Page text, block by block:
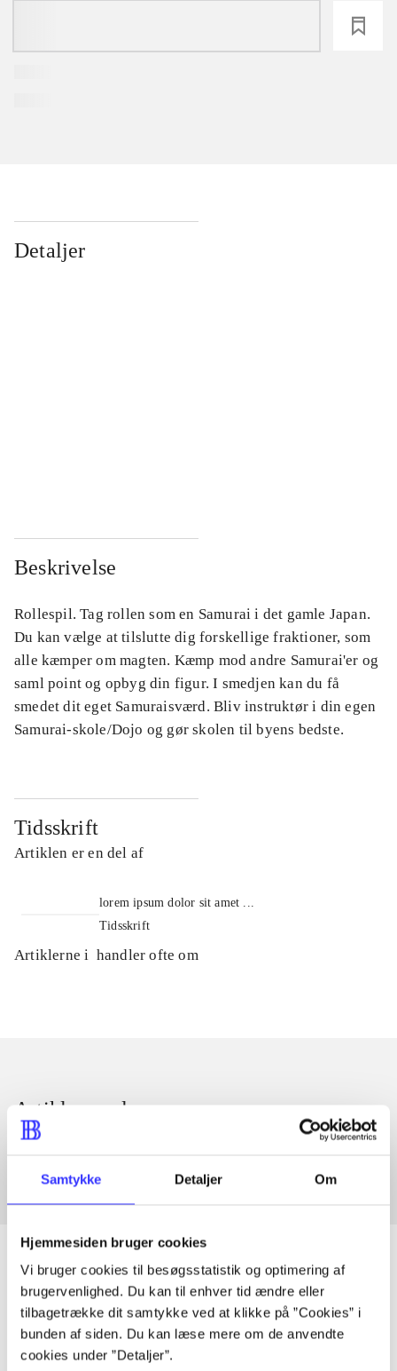
Samtykke Detaljer Om
Hjemmesiden bruger cookies
Vi bruger cookies til besøgsstatistik og optimering af
brugervenlighed. Du kan til enhver tid ændre eller
tilbagetrække dit samtykke ved at klikke på ”Cookies” i
bunden af siden. Du kan læse mere om de anvendte
cookies under ”Detaljer”.
Detaljer
Beskrivelse
Rollespil. Tag rollen som en Samurai i det gamle Japan.
Du kan vælge at tilslutte dig forskellige fraktioner, som
alle kæmper om magten. Kæmp mod andre Samurai'er og
saml point og opbyg din figur. I smedjen kan du få
smedet dit eget Samuraisværd. Bliv instruktør i din egen
Samurai-skole/Dojo og gør skolen til byens bedste.
Tidsskrift
Artiklen er en del af
lorem ipsum dolor sit amet ...
Tidsskrift
Artiklerne i handler ofte om
Artikler med samme emner
Fra
Artikler
Alle registrerede artikler fordelt på udgivelser